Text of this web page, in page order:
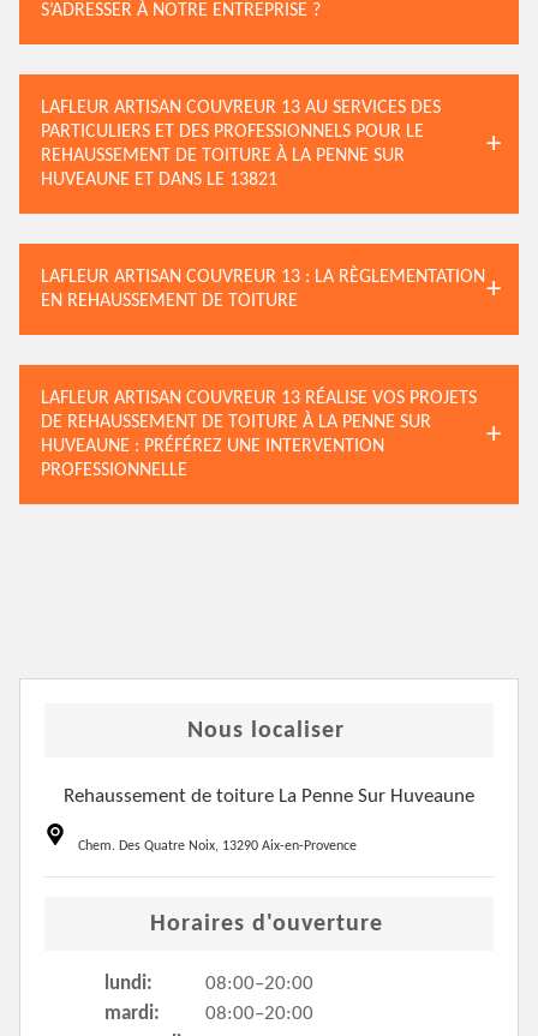
S’ADRESSER À NOTRE ENTREPRISE ?
LAFLEUR ARTISAN COUVREUR 13 AU SERVICES DES
PARTICULIERS ET DES PROFESSIONNELS POUR LE
REHAUSSEMENT DE TOITURE À LA PENNE SUR
HUVEAUNE ET DANS LE 13821
LAFLEUR ARTISAN COUVREUR 13 : LA RÈGLEMENTATION
EN REHAUSSEMENT DE TOITURE
LAFLEUR ARTISAN COUVREUR 13 RÉALISE VOS PROJETS
DE REHAUSSEMENT DE TOITURE À LA PENNE SUR
HUVEAUNE : PRÉFÉREZ UNE INTERVENTION
PROFESSIONNELLE
Nous localiser
Rehaussement de toiture La Penne Sur Huveaune
Chem. Des Quatre Noix, 13290 Aix-en-Provence
Horaires d'ouverture
lundi:
08:00–20:00
mardi:
08:00–20:00